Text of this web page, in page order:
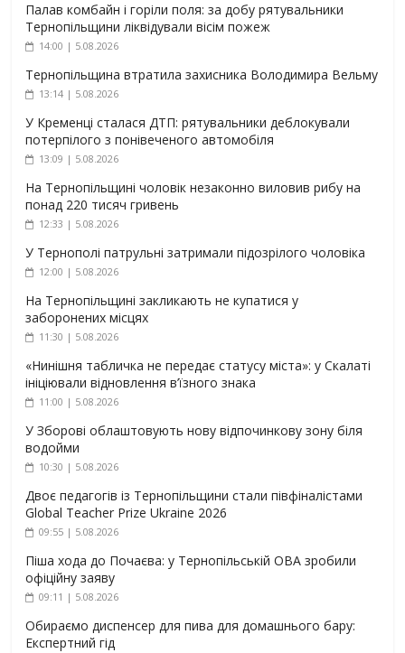
Палав комбайн і горіли поля: за добу рятувальники
Тернопільщини ліквідували вісім пожеж
14:00 | 5.08.2026
Тернопільщина втратила захисника Володимира Вельму
13:14 | 5.08.2026
У Кременці сталася ДТП: рятувальники деблокували
потерпілого з понівеченого автомобіля
13:09 | 5.08.2026
На Тернопільщині чоловік незаконно виловив рибу на
понад 220 тисяч гривень
12:33 | 5.08.2026
У Тернополі патрульні затримали підозрілого чоловіка
12:00 | 5.08.2026
На Тернопільщині закликають не купатися у
заборонених місцях
11:30 | 5.08.2026
«Нинішня табличка не передає статусу міста»: у Скалаті
ініціювали відновлення в’їзного знака
11:00 | 5.08.2026
У Зборові облаштовують нову відпочинкову зону біля
водойми
10:30 | 5.08.2026
Двоє педагогів із Тернопільщини стали півфіналістами
Global Teacher Prize Ukraine 2026
09:55 | 5.08.2026
Піша хода до Почаєва: у Тернопільській ОВА зробили
офіційну заяву
09:11 | 5.08.2026
Обираємо диспенсер для пива для домашнього бару:
Експертний гід